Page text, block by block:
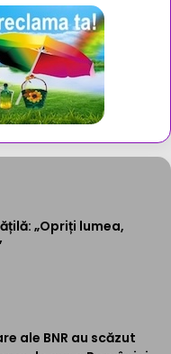
„Opriți lumea,
ale BNR au scăzut